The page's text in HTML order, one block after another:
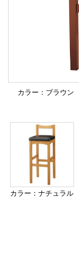
カラー：ブラウン
カラー：ナチュラル